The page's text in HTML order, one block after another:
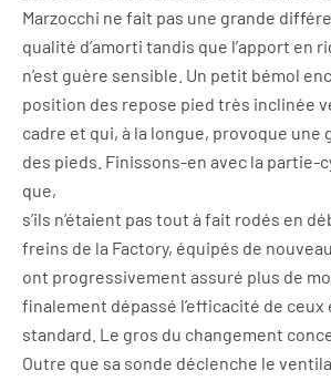
Marzocchi ne fait pas une grande
qualité d’amorti tandis que l’apport en
n’est guère sensible. Un petit bémol
position des repose pied très inclinée
cadre et qui, à la longue, provoque une
des pieds. Finissons-en avec la partie-
que,
s’ils n’étaient pas tout à fait rodés en
freins de la Factory, équipés de
ont progressivement assuré plus de
finalement dépassé l’efficacité de ceux
standard. Le gros du changement
Outre que sa sonde déclenche le